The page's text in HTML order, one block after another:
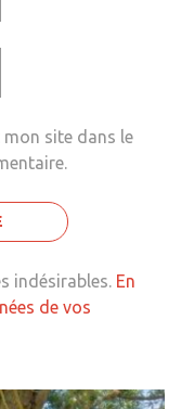
site dans le
indésirables. En
de vos